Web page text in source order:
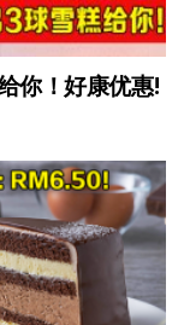
你！好康优惠!